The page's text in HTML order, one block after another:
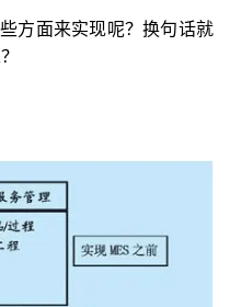
方面来实现呢？换句话就